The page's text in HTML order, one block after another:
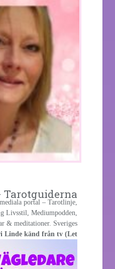
portal – Tarotlinje,
Livsstil, Mediumpodden,
& meditationer. Sveriges
Linde känd från tv (Let